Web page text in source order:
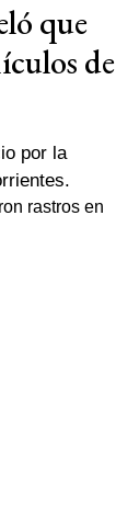
que
de
por la